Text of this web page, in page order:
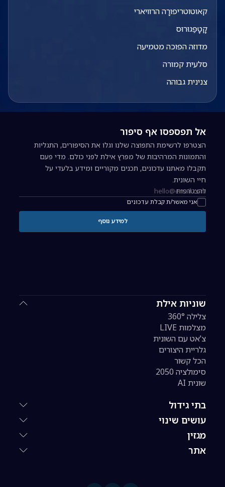
קאוטוטריפורָה הרוויארי
קָטָפַּגוּרוּס
מדוזה הפוכה מטמיעה
סלעית קמורה
צנינית גבוהה
שוניות אילת
צלילה 360°
מצלמות LIVE
צ'אט עם השונית
גלריית היצורים
הכל קשור
סימולציה 2050
שונית AI
בתי גידול
עושים שינוי
מגזין
אתר
אל תפספסו אף סיפור
הצטרפו לרשימת התפוצה שלנו וגלו את הסיפורים, התגליות
והתמונות המרהיבות של מפרץ אילת לפני כולם. מדי פעם
תקבלו מאתנו עדכונים, תכנים מקוריים ומידע בלעדי על
חיי השונית.
כתובת אימייל להרשמה לניוזלטר
אני מאשר/ת קבלת עדכונים
להצטרפות
למידע נוסף